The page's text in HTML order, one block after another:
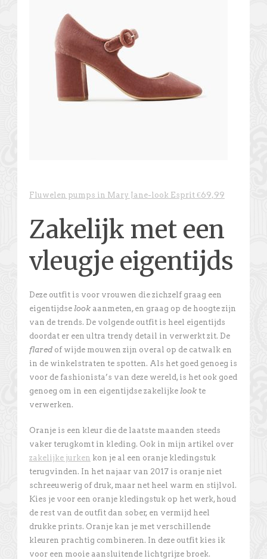
Fluwelen pumps in Mary Jane-look Esprit €69,99
Zakelijk met een
vleugje eigentijds
Deze outfit is voor vrouwen die zichzelf graag een
eigentijdse look aanmeten, en graag op de hoogte zijn
van de trends. De volgende outfit is heel eigentijds
doordat er een ultra trendy detail in verwerkt zit. De
flared of wijde mouwen zijn overal op de catwalk en
in de winkelstraten te spotten. Als het goed genoeg is
voor de fashionista’s van deze wereld, is het ook goed
genoeg om in een eigentijdse zakelijke look te
verwerken.
Oranje is een kleur die de laatste maanden steeds
vaker terugkomt in kleding. Ook in mijn artikel over
zakelijke jurken kon je al een oranje kledingstuk
terugvinden. In het najaar van 2017 is oranje niet
schreeuwerig of druk, maar net heel warm en stijlvol.
Kies je voor een oranje kledingstuk op het werk, houd
de rest van de outfit dan sober, en vermijd heel
drukke prints. Oranje kan je met verschillende
kleuren prachtig combineren. In deze outfit kies ik
voor een mooie aansluitende lichtgrijze broek.